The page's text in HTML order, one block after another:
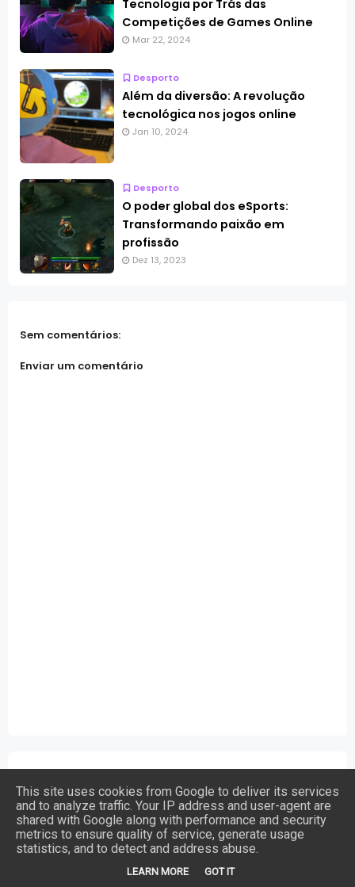
Tecnologia por Trás das
Competições de Games Online
Mar 22, 2024
Desporto
Além da diversão: A revolução
tecnológica nos jogos online
Jan 10, 2024
Desporto
O poder global dos eSports:
Transformando paixão em
profissão
Dez 13, 2023
Sem comentários:
Enviar um comentário
SIGA-NOS
100K Likes 128K Seguidores
This site uses cookies from Google to deliver its services
and to analyze traffic. Your IP address and user-agent are
shared with Google along with performance and security
metrics to ensure quality of service, generate usage
statistics, and to detect and address abuse.
LEARN MORE GOT IT